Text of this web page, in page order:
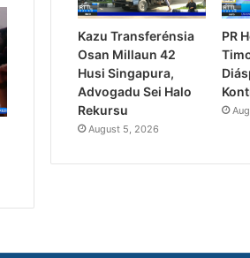
Kazu Transferénsia
Osan Millaun 42
Husi Singapura,
Advogadu Sei Halo
Rekursu
August 5, 2026
PR